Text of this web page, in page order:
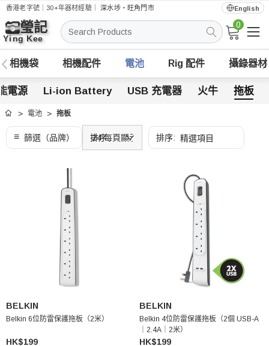
香港老字號｜30+年器材經驗｜深水埗・旺角門市 English
搜
索
0
相機袋 相機配件 電池 Rig 配件 攝錄器材
電源 Li-ion Battery USB 充電器 火牛 拖板
首頁 電池 拖板
BELKIN
Belkin 6位防雷保護拖板（2米）
HK$199
BELKIN
Belkin 4位防雷保護拖板（2個 USB-A
｜2.4A｜2米）
HK$199